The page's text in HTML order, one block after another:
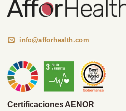
info@afforhealth.com
Certificaciones AENOR